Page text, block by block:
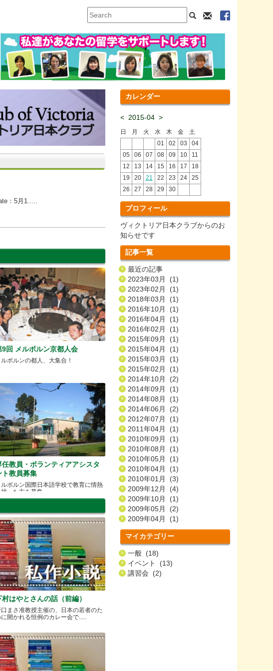
：5月1.....
9回 メルボルン京都人会
ルボルンの都人、大集合！
任教員・ボランティアアシスタ
ト教員募集
ルボルン国際日本語学校で教育に情熱
持った方を募集
村はやとさんの話（前編）
まさ准教授主催の、日本の若者のた
開かれる恒例のカレー会で.....
カレンダー
< 2015-04 >
日 月 火 水 木 金
土
01
02 03
04
05
06 07 08 09 10
11
12
13 14 15 16 17
18
19
20 21 22 23 24
25
26
27 28 29 30
プロフィール
ヴィクトリア日本クラブからのお
知らせです
記事一覧
最近の記事
2023年03月 (1)
2023年02月 (1)
2018年03月 (1)
2016年10月 (1)
2016年04月 (1)
2016年02月 (1)
2015年09月 (1)
2015年04月 (1)
2015年03月 (1)
2015年02月 (1)
2014年10月 (2)
2014年09月 (1)
2014年08月 (1)
2014年06月 (2)
2012年07月 (1)
2011年04月 (1)
2010年09月 (1)
2010年08月 (1)
2010年05月 (1)
2010年04月 (1)
2010年01月 (3)
2009年12月 (4)
2009年10月 (1)
2009年05月 (2)
2009年04月 (1)
マイカテゴリー
一般 (18)
イベント (13)
講習会 (2)